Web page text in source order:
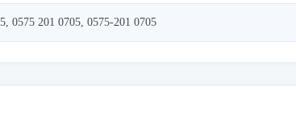
0575 201 0705, 0575-201 0705